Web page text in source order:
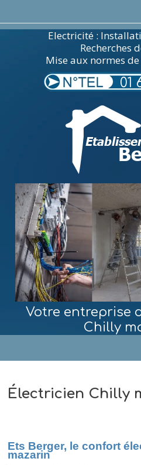
Electricité :
Recherches
Mise aux normes
01
Votre entreprise
Chilly
Électricien Chilly
Ets Berger, le confort
mazarin